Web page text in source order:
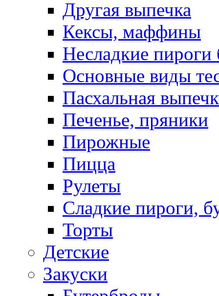
Другая выпечка
Кексы, маффины
Несладкие пироги
Основные виды
Пасхальная
Печенье, пряники
Пирожные
Пицца
Рулеты
Сладкие пироги,
Торты
Детские
Закуски